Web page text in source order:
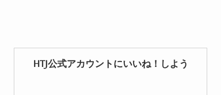
HTJ公式アカウントにいいね！しよう